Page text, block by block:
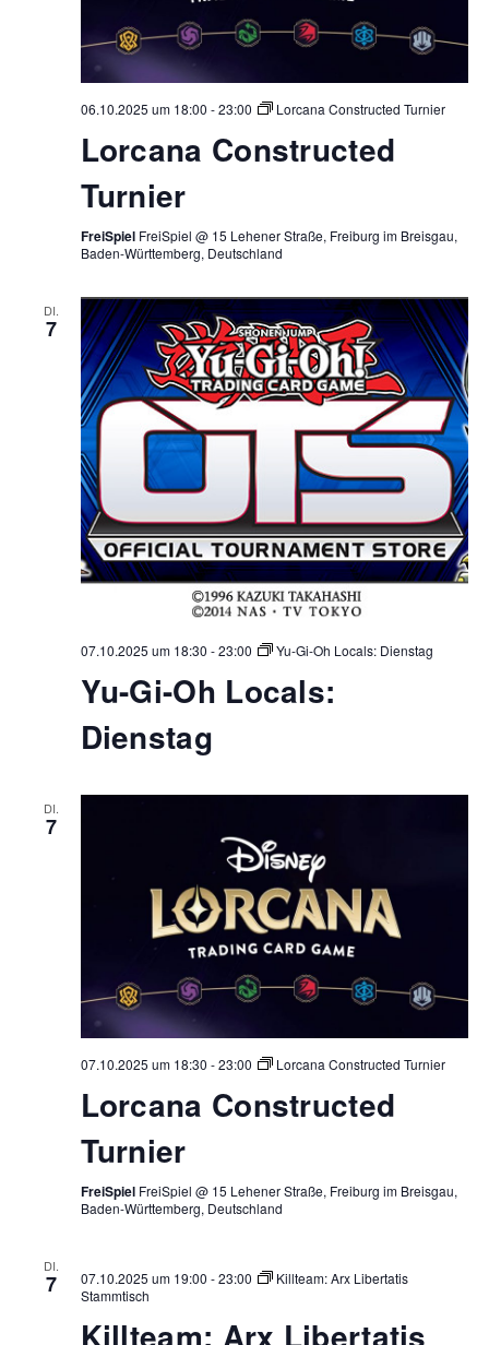
06.10.2025 um 18:00 -23:00 Lorcana Constructed Turnier
Lorcana Constructed
Turnier
FreiSpiel FreiSpiel @ 15 Lehener Straße, Freiburg im Breisgau,
Baden-Württemberg, Deutschland
DI.
7
07.10.2025 um 18:30 -23:00 Yu-Gi-Oh Locals: Dienstag
Yu-Gi-Oh Locals:
Dienstag
DI.
7
07.10.2025 um 18:30 -23:00 Lorcana Constructed Turnier
Lorcana Constructed
Turnier
FreiSpiel FreiSpiel @ 15 Lehener Straße, Freiburg im Breisgau,
Baden-Württemberg, Deutschland
DI.
7 07.10.2025 um 19:00 -23:00
Killteam: Arx Libertatis
Stammtisch
Killteam: Arx Libertatis